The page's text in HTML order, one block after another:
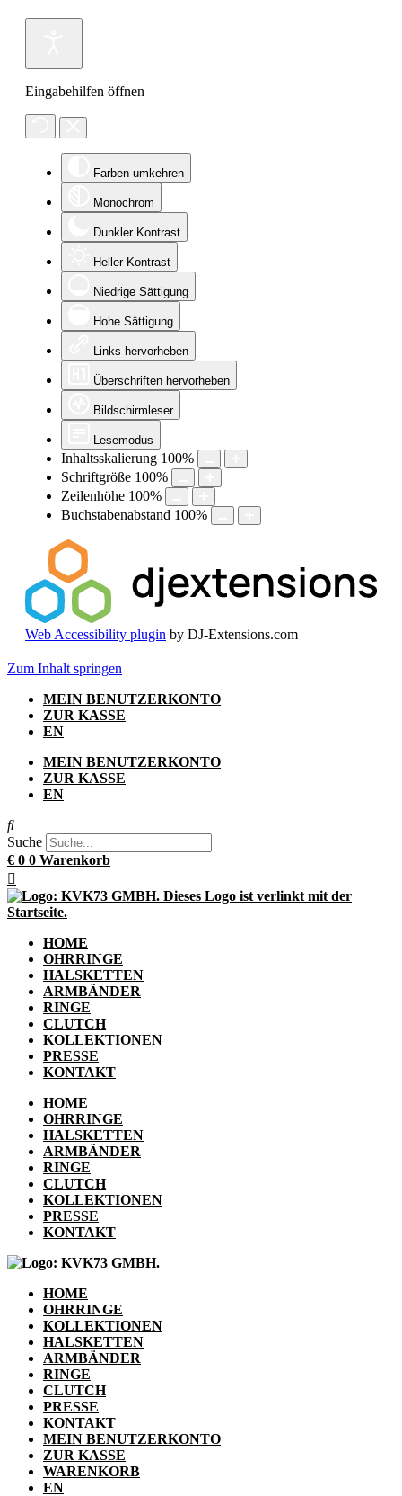
Eingabehilfen öffnen
Farben umkehren
Monochrom
Dunkler Kontrast
Heller Kontrast
Niedrige Sättigung
Hohe Sättigung
Links hervorheben
Überschriften hervorheben
Bildschirmleser
Lesemodus
Inhaltsskalierung 100%
Schriftgröße 100%
Zeilenhöhe 100%
Buchstabenabstand 100%
Web Accessibility plugin by DJ-Extensions.com
Zum Inhalt springen
MEIN BENUTZERKONTO
ZUR KASSE
EN
MEIN BENUTZERKONTO
ZUR KASSE
EN
Suche
€ 0 0 Warenkorb
HOME
OHRRINGE
HALSKETTEN
ARMBÄNDER
RINGE
CLUTCH
KOLLEKTIONEN
PRESSE
KONTAKT
HOME
OHRRINGE
HALSKETTEN
ARMBÄNDER
RINGE
CLUTCH
KOLLEKTIONEN
PRESSE
KONTAKT
HOME
OHRRINGE
KOLLEKTIONEN
HALSKETTEN
ARMBÄNDER
RINGE
CLUTCH
PRESSE
KONTAKT
MEIN BENUTZERKONTO
ZUR KASSE
WARENKORB
EN